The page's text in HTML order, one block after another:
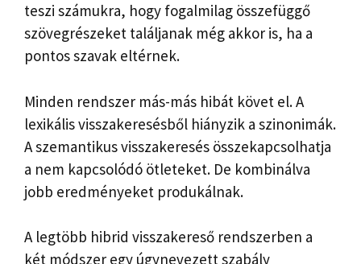
teszi számukra, hogy fogalmilag összefüggő
szövegrészeket találjanak még akkor is, ha a
pontos szavak eltérnek.
Minden rendszer más-más hibát követ el. A
lexikális visszakeresésből hiányzik a szinonimák.
A szemantikus visszakeresés összekapcsolhatja
a nem kapcsolódó ötleteket. De kombinálva
jobb eredményeket produkálnak.
A legtöbb hibrid visszakereső rendszerben a
két módszer egy úgynevezett szabály